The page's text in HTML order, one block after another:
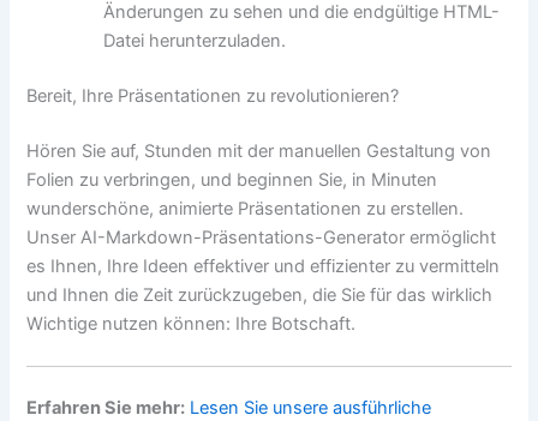
Änderungen zu sehen und die endgültige HTML-
Datei herunterzuladen.
Bereit, Ihre Präsentationen zu revolutionieren?
Hören Sie auf, Stunden mit der manuellen Gestaltung von
Folien zu verbringen, und beginnen Sie, in Minuten
wunderschöne, animierte Präsentationen zu erstellen.
Unser AI-Markdown-Präsentations-Generator ermöglicht
es Ihnen, Ihre Ideen effektiver und effizienter zu vermitteln
und Ihnen die Zeit zurückzugeben, die Sie für das wirklich
Wichtige nutzen können: Ihre Botschaft.
Erfahren Sie mehr: Lesen Sie unsere ausführliche